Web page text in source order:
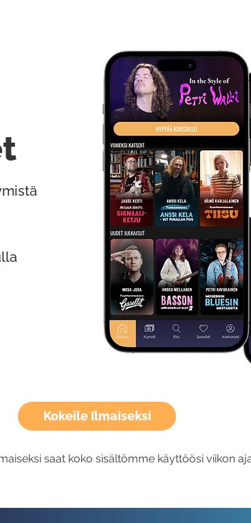
Kokeile Ilmaiseksi
saat koko sisältömme käyttöösi viikon